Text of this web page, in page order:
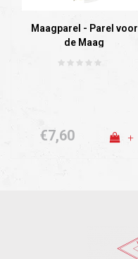
Maagparel - Parel voor
de Maag
€7,60 +